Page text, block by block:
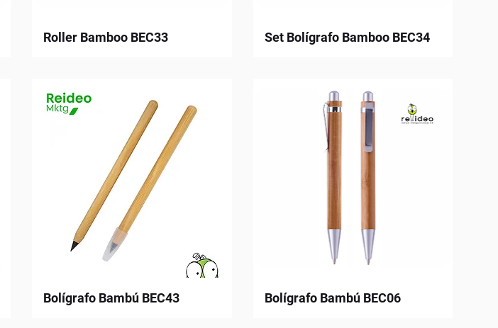
Roller Bamboo BEC33 Set Bolígrafo Bamboo BEC34
Bolígrafo Bambú BEC43 Bolígrafo Bambú BEC06